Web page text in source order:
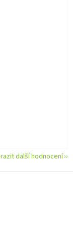
další hodnocení